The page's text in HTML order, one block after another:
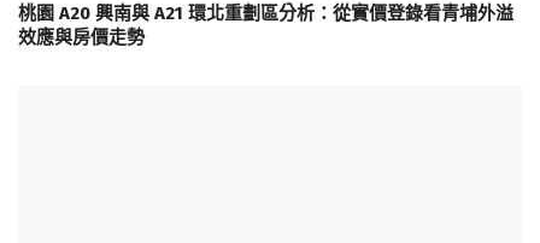
桃園 A20 興南與 A21 環北重劃區分析：從實價登錄看青埔外溢
效應與房價走勢